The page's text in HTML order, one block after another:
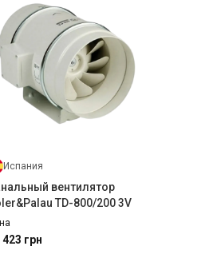
Испания
вентилятор
TD-800/200 3V
423 грн